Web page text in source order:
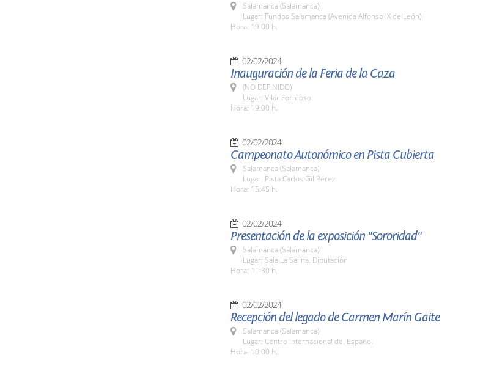
Salamanca (Salamanca)
Lugar: Fundos Salamanca (Avenida Alfonso IX de León)
Hora: 19:00 h.
02/02/2024
Inauguración de la Feria de la Caza
(NO DEFINIDO)
Lugar: Vilar Formoso
Hora: 19:00 h.
02/02/2024
Campeonato Autonómico en Pista Cubierta
Salamanca (Salamanca)
Lugar: Pista Carlos Gil Pérez
Hora: 15:45 h.
02/02/2024
Presentación de la exposición "Sororidad"
Salamanca (Salamanca)
Lugar: Sala La Salina. Diputación
Hora: 11:30 h.
02/02/2024
Recepción del legado de Carmen Marín Gaite
Salamanca (Salamanca)
Lugar: Centro Internacional del Español
Hora: 10:00 h.